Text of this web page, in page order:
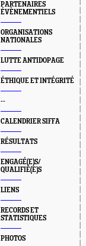
PARTENAIRES
ÉVÈNEMENTIELS
ORGANISATIONS
NATIONALES
LUTTE ANTIDOPAGE
ÉTHIQUE ET INTÉGRITÉ
--
CALENDRIER SIFFA
RÉSULTATS
ENGAGÉ(E)S/
QUALIFIÉ(E)S
LIENS
RECORDS ET
STATISTIQUES
PHOTOS